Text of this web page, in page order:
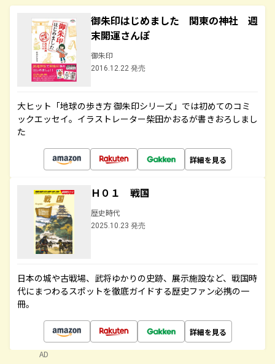
御朱印はじめました 関東の神社 週
末開運さんぽ
御朱印
2016.12.22 発売
大ヒット「地球の歩き方 御朱印シリーズ」では初めてのコミ
ックエッセイ。イラストレーター柴田かおるが書きおろしまし
た
詳細を見る
Ｈ０１ 戦国
歴史時代
2025.10.23 発売
日本の城や古戦場、武将ゆかりの史跡、展示施設など、戦国時
代にまつわるスポットを徹底ガイドする歴史ファン必携の一
冊。
詳細を見る
AD